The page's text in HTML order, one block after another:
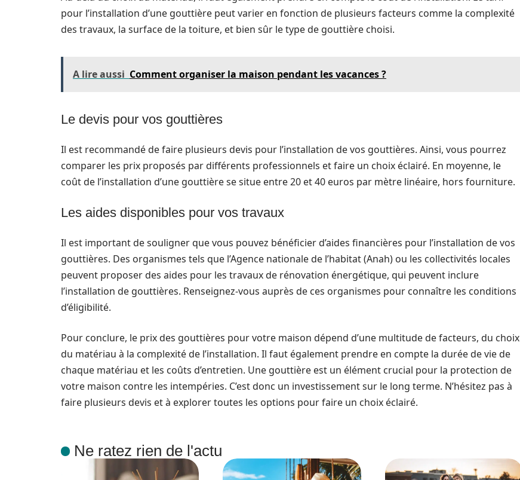
pour l’installation d’une gouttière peut varier en fonction de plusieurs facteurs comme la complexité
des travaux, la surface de la toiture, et bien sûr le type de gouttière choisi.
A lire aussi Comment organiser la maison pendant les vacances ?
Le devis pour vos gouttières
Il est recommandé de faire plusieurs devis pour l’installation de vos gouttières. Ainsi, vous pourrez
comparer les prix proposés par différents professionnels et faire un choix éclairé. En moyenne, le
coût de l’installation d’une gouttière se situe entre 20 et 40 euros par mètre linéaire, hors fourniture.
Les aides disponibles pour vos travaux
Il est important de souligner que vous pouvez bénéficier d’aides financières pour l’installation de vos
gouttières. Des organismes tels que l’Agence nationale de l’habitat (Anah) ou les collectivités locales
peuvent proposer des aides pour les travaux de rénovation énergétique, qui peuvent inclure
l’installation de gouttières. Renseignez-vous auprès de ces organismes pour connaître les conditions
d’éligibilité.
Pour conclure, le prix des gouttières pour votre maison dépend d’une multitude de facteurs, du choix
du matériau à la complexité de l’installation. Il faut également prendre en compte la durée de vie de
chaque matériau et les coûts d’entretien. Une gouttière est un élément crucial pour la protection de
votre maison contre les intempéries. C’est donc un investissement sur le long terme. N’hésitez pas à
faire plusieurs devis et à explorer toutes les options pour faire un choix éclairé.
Ne ratez rien de l'actu